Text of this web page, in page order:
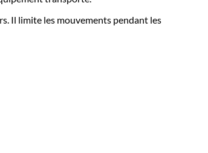
Il limite les mouvements pendant les